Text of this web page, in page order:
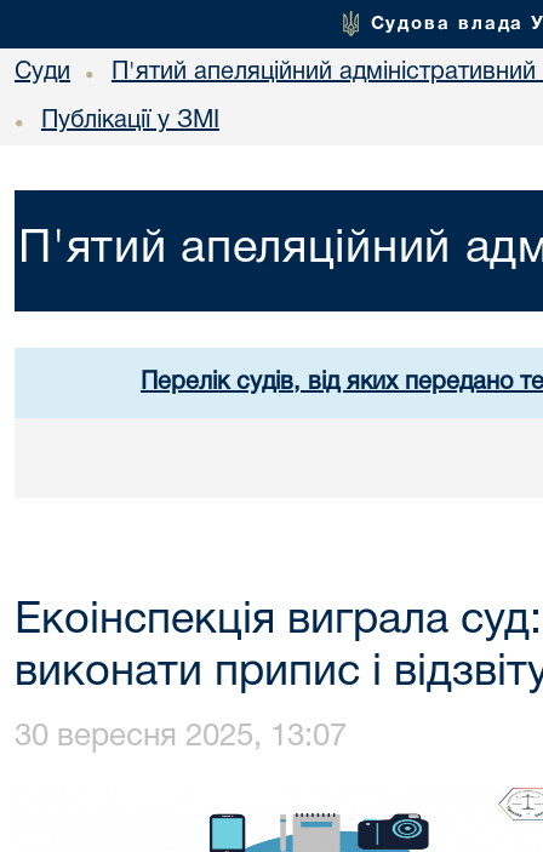
Судова влада
Суди • П'ятий апеляційний адміністративний
• Публікації у ЗМІ
П'ятий апеляційний
Перелік судів, від яких передано
Екоінспекція виграла
виконати припис і
30 вересня 2025, 13:07